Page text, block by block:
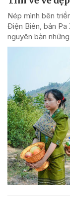
Nép mình bên
Điện Biên, bản
nguyên bản